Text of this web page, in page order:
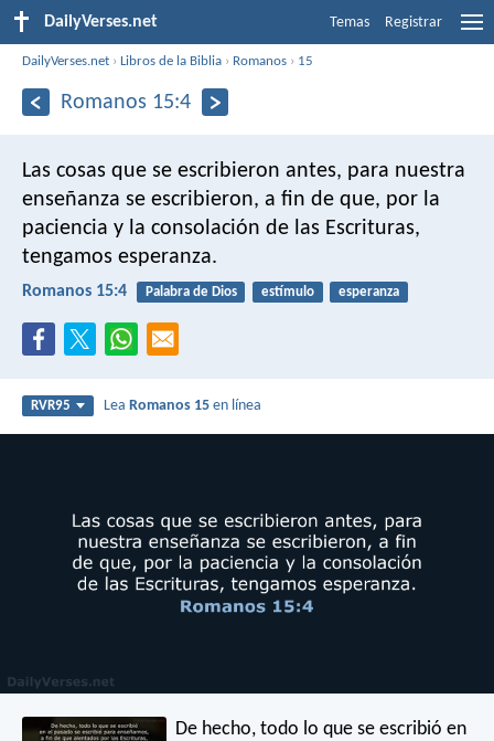
DailyVerses.net Temas Registrar
DailyVerses.net ›Libros de la Biblia › Romanos › 15
Romanos 15:4
Las cosas que se escribieron antes, para nuestra
enseñanza se escribieron, a fin de que, por la
paciencia y la consolación de las Escrituras,
tengamos esperanza.
Romanos 15:4 Palabra de Dios estímulo esperanza
RVR95 LeaRomanos 15 en línea
De hecho, todo lo que se escribió en